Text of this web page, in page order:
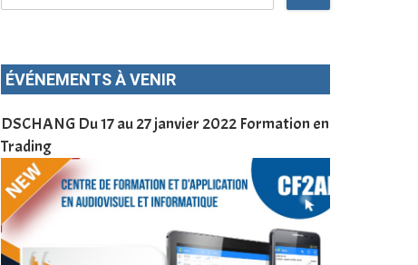
ÉVÉNEMENTS À VENIR
DSCHANG Du 17 au 27 janvier 2022 Formation en
Trading
Cameroun